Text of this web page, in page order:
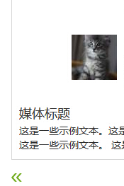
« Bootstrap 进度条